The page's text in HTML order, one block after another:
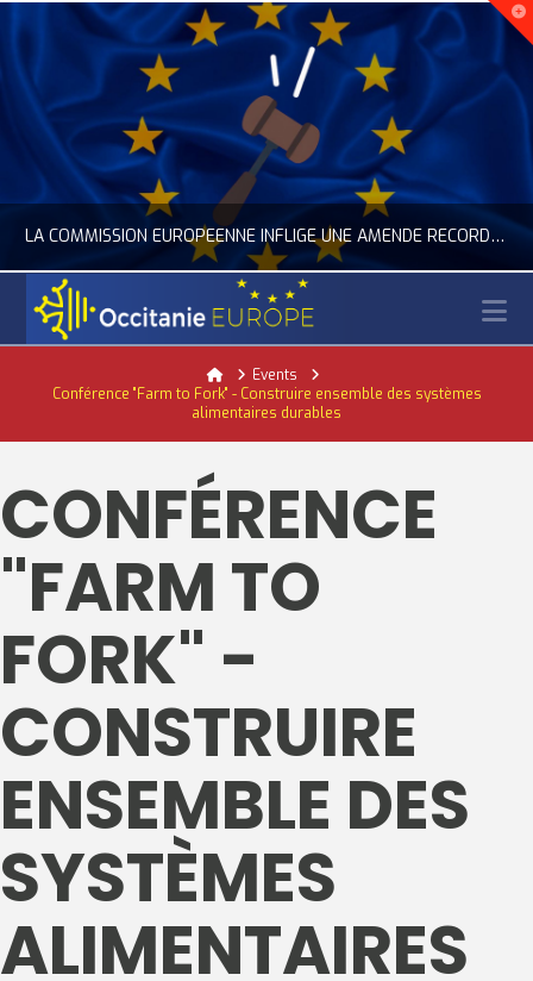
LA COMMISSION EUROPÉENNE INFLIGE UNE AMENDE RECORD À GOOGLE
ACTUALITÉ DE L'UNION EUROPÉENNE, ACTUALITÉ DE LA REPRÉSENTATION D’OCCITANIE EUROPE, NUMÉRIQUE- DIGITAL
HomeEvents
Conférence "Farm to Fork" - Construire ensemble des systèmes
alimentaires durables
CONFÉRENCE
"FARM TO
FORK" -
CONSTRUIRE
ENSEMBLE DES
SYSTÈMES
ALIMENTAIRES